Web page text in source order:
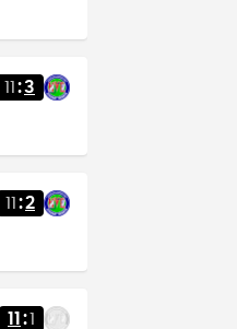
11 :3
11 :2
11 :1